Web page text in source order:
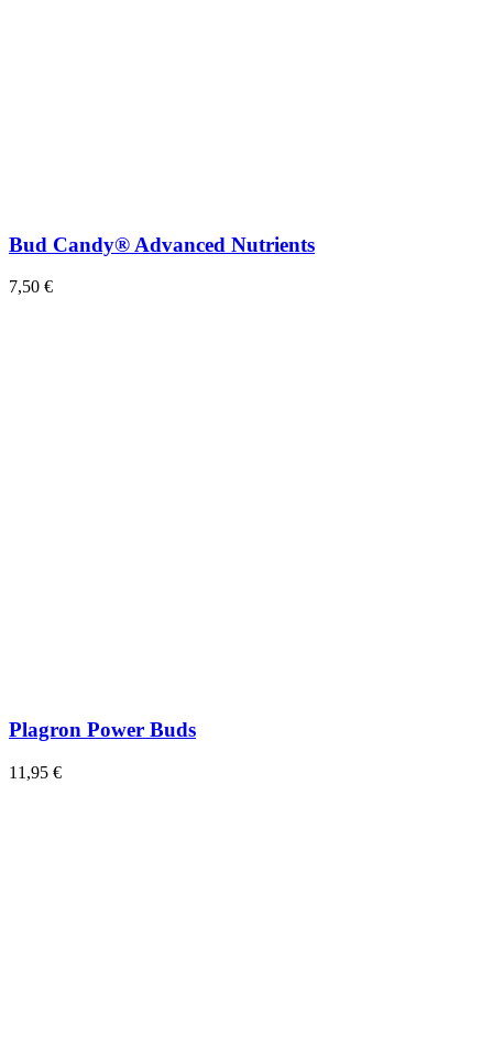
Bud Candy® Advanced Nutrients
7,50 €
Plagron Power Buds
11,95 €